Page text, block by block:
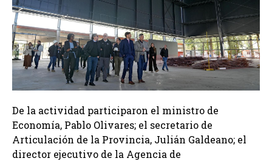
De la actividad participaron el ministro de
Economía, Pablo Olivares; el secretario de
Articulación de la Provincia, Julián Galdeano; el
director ejecutivo de la Agencia de